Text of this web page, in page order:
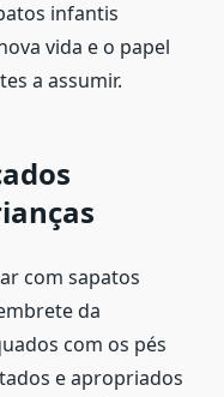
infantis
vida e o papel
a assumir.
com sapatos
da
com os pés
e apropriados